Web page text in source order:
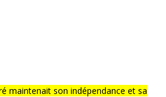
maintenait son indépendance et sa